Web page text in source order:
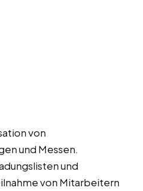
von
und Messen.
und
von Mitarbeitern